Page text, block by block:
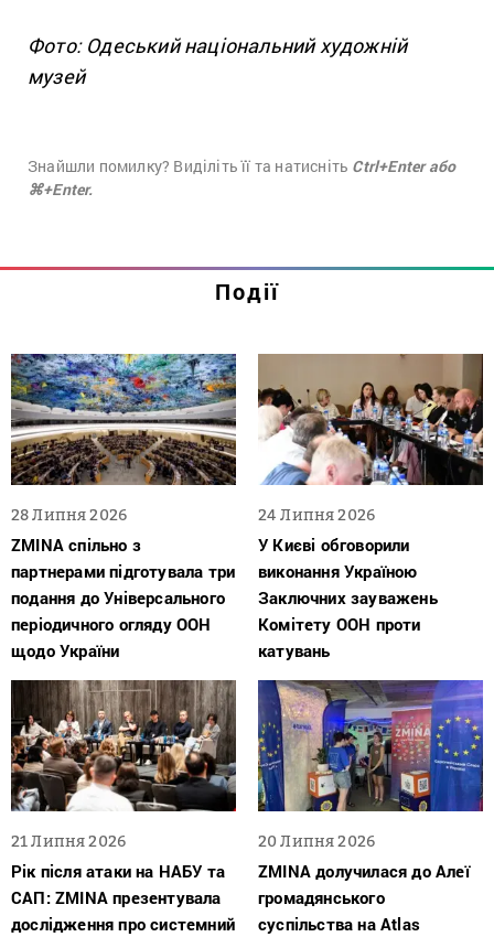
Фото: Одеський національний художній
музей
Знайшли помилку? Виділіть її та натисніть Ctrl+Enter або
⌘+Enter.
Події
28 Липня 2026
ZMINA спільно з
партнерами підготувала три
подання до Універсального
періодичного огляду ООН
щодо України
24 Липня 2026
У Києві обговорили
виконання Україною
Заключних зауважень
Комітету ООН проти
катувань
21 Липня 2026
Рік після атаки на НАБУ та
САП: ZMINA презентувала
дослідження про системний
20 Липня 2026
ZMINA долучилася до Алеї
громадянського
суспільства на Atlas